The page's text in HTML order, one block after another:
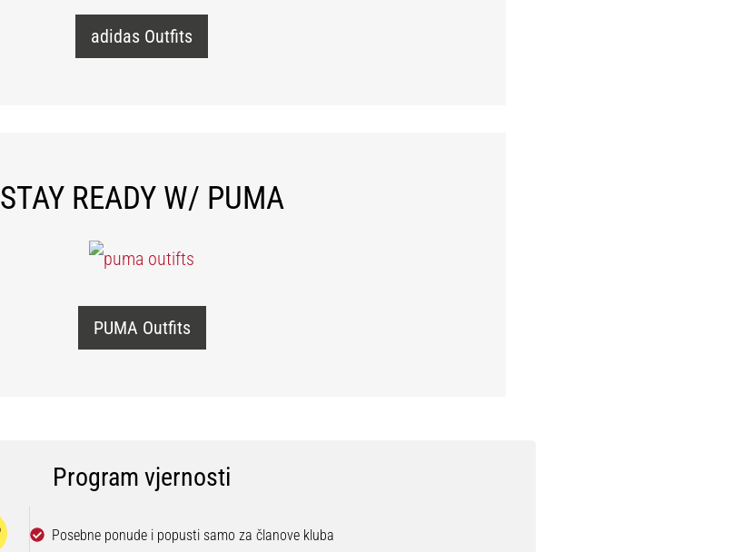
adidas Outfits
STAY READY W/ PUMA
PUMA Outfits
Program vjernosti
Posebne ponude i popusti samo za članove kluba